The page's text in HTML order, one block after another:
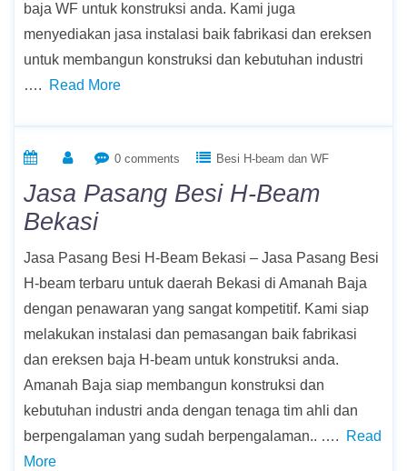
baja WF untuk konstruksi anda. Kami juga
menyediakan jasa instalasi baik fabrikasi dan ereksen
untuk membangun konstruksi dan kebutuhan industri
….
Read More
0 comments Besi H-beam dan WF
Jasa Pasang Besi H-Beam
Bekasi
Jasa Pasang Besi H-Beam Bekasi – Jasa Pasang Besi
H-beam terbaru untuk daerah Bekasi di Amanah Baja
dengan penawaran yang sangat kompetitif. Kami siap
melakukan instalasi dan pemasangan baik fabrikasi
dan ereksen baja H-beam untuk konstruksi anda.
Amanah Baja siap membangun konstruksi dan
kebutuhan industri anda dengan tenaga tim ahli dan
berpengalaman yang sudah berpengalaman.. ….
Read
More